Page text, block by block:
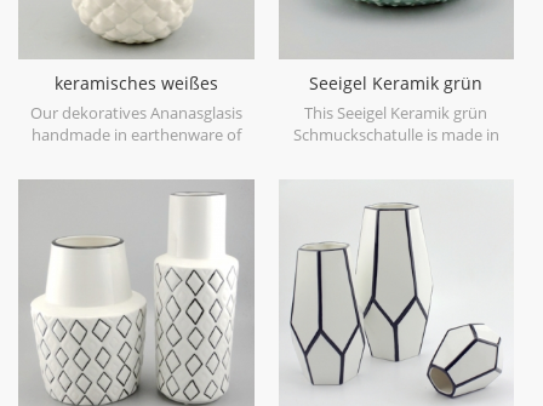
keramisches weißes
dekoratives Ananasglas mit
Golddeckel
Our dekoratives Ananasglasis
handmade in earthenware of
gold leaf lid,can be used as a
decorative canister,or
smaller and filled with was as a
candle holder. Hand wash only.
Seeigel Keramik grün
Schmuckschatulle
This Seeigel Keramik grün
Schmuckschatulle is made in
storage or dry food and goods.
Microwave safe and food safe.